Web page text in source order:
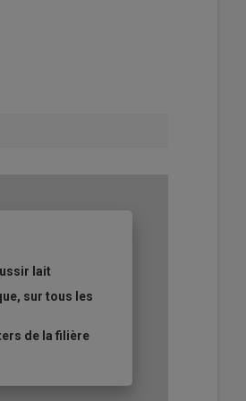
lait
sur tous les
de la filière